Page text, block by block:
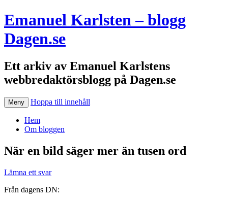
Emanuel Karlsten – blogg
Dagen.se
Ett arkiv av Emanuel Karlstens
webbredaktörsblogg på Dagen.se
Meny Hoppa till innehåll
Hem
Om bloggen
När en bild säger mer än tusen ord
Lämna ett svar
Från dagens DN: